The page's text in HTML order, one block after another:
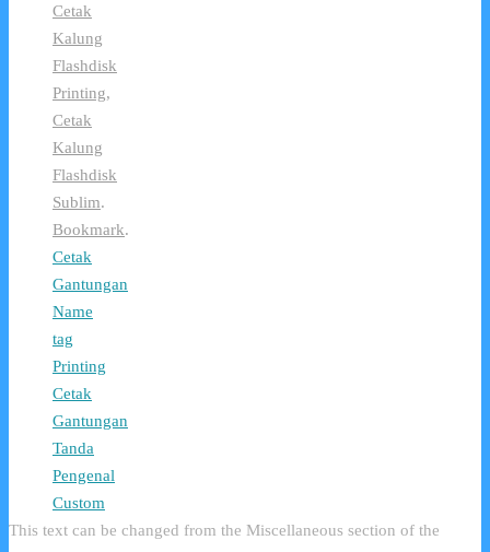
Cetak
Kalung
Flashdisk
Printing,
Cetak
Kalung
Flashdisk
Sublim.
Bookmark.
Cetak
Gantungan
Name
tag
Printing
Cetak
Gantungan
Tanda
Pengenal
Custom
This text can be changed from the Miscellaneous section of the